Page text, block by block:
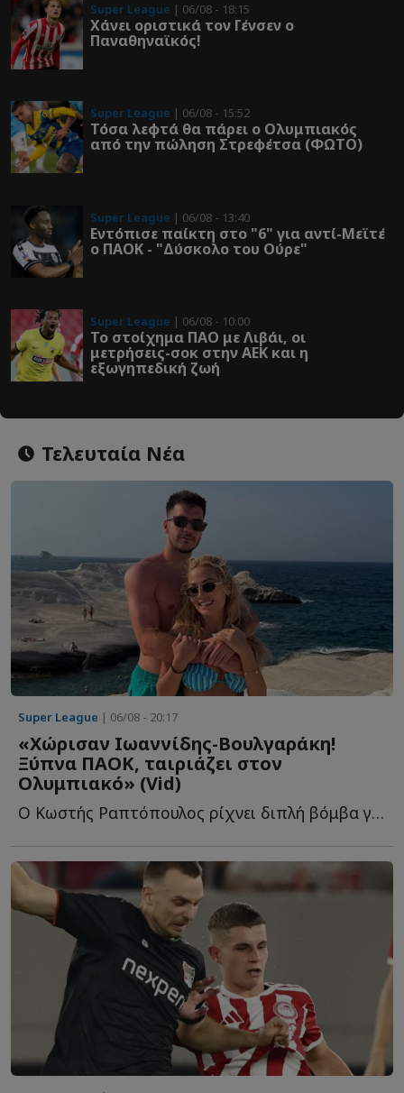
Super League | 06/08 - 18:15
Χάνει οριστικά τον Γένσεν ο
Παναθηναϊκός!
Super League | 06/08 - 15:52
Τόσα λεφτά θα πάρει ο Ολυμπιακός
από την πώληση Στρεφέτσα (ΦΩΤΟ)
Super League | 06/08 - 13:40
Εντόπισε παίκτη στο "6" για αντί-Μεϊτέ
ο ΠΑΟΚ - "Δύσκολο του Ούρε"
Super League | 06/08 - 10:00
Το στοίχημα ΠΑΟ με Λιβάι, οι
μετρήσεις-σοκ στην ΑΕΚ και η
εξωγηπεδική ζωή
Τελευταία Νέα
Super League | 06/08 - 20:17
«Χώρισαν Ιωαννίδης-Βουλγαράκη!
Ξύπνα ΠΑΟΚ, ταιριάζει στον
Ολυμπιακό» (Vid)
Ο Κωστής Ραπτόπουλος ρίχνει διπλή βόμβα για τον Φώτη Ι...